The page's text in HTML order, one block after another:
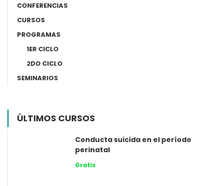
CONFERENCIAS
CURSOS
PROGRAMAS
1ER CICLO
2DO CICLO
SEMINARIOS
ÚLTIMOS CURSOS
Conducta suicida en el período
perinatal
Gratis